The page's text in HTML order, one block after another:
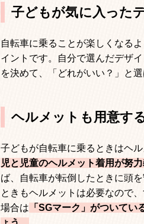
子どもが気に入った
自転車に乗ることが楽しくなる
イントです。自分で選んだデザ
を決めて、「どれがいい？」と
ヘルメットも用意す
子どもが自転車に乗るときはヘ
児と児童のヘルメット着用が努
ば、自転車が転倒したときに頭
ときもヘルメットは必要なので
場合は 「 SGマーク」がついてい